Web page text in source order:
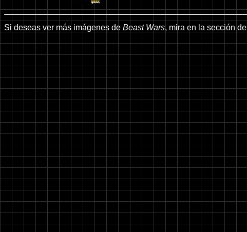
Si deseas ver más imágenes de Beast Wars, mira en la sección de